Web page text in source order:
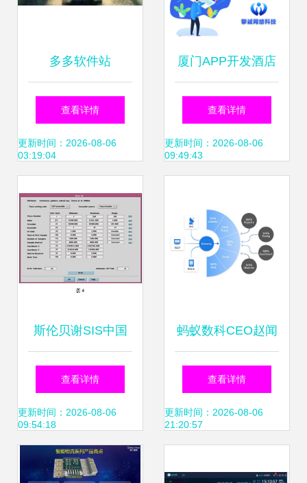
多多软件站
查看详情
更新时间：2026-08-06
03:19:04
厦门APP开发酒店
小程序搭建民宿预
约app软件H5网站
查看详情
更新时间：2026-08-06
09:49:43
斯伦贝谢SIS中国
技术与创新驱动的
综合油田服务解决
方案
查看详情
更新时间：2026-08-06
09:54:18
蚂蚁数科CEO赵闻
飙首解新战略
以‘ABC’为支点，
查看详情
更新时间：2026-08-06
21:20:57